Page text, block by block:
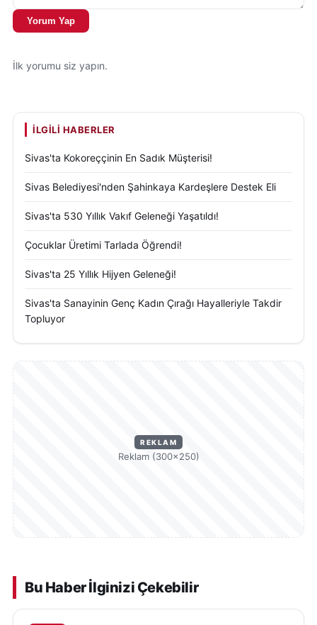
Yorum Yap
İlk yorumu siz yapın.
İLGILI HABERLER
Sivas'ta Kokoreççinin En Sadık Müşterisi!
Sivas Belediyesi'nden Şahinkaya Kardeşlere Destek Eli
Sivas'ta 530 Yıllık Vakıf Geleneği Yaşatıldı!
Çocuklar Üretimi Tarlada Öğrendi!
Sivas'ta 25 Yıllık Hijyen Geleneği!
Sivas'ta Sanayinin Genç Kadın Çırağı Hayalleriyle Takdir
Topluyor
REKLAM
Reklam (300×250)
Bu Haber İlginizi Çekebilir